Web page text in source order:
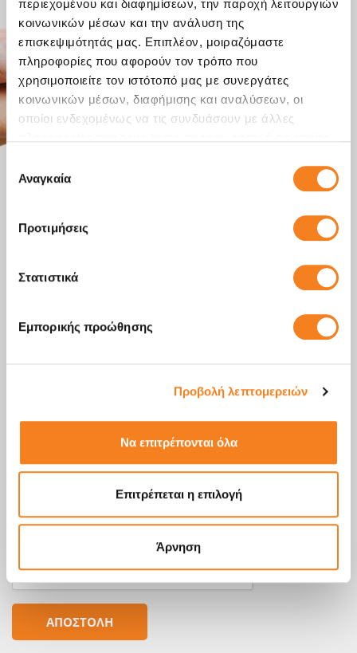
περιεχομένου και διαφημίσεων, την παροχή λειτουργιών
κοινωνικών μέσων και την ανάλυση της
επισκεψιμότητάς μας. Επιπλέον, μοιραζόμαστε
πληροφορίες που αφορούν τον τρόπο που
χρησιμοποιείτε τον ιστότοπό μας με συνεργάτες
κοινωνικών μέσων, διαφήμισης και αναλύσεων, οι
οποίοι ενδεχομένως να τις συνδυάσουν με άλλες
των υπηρεσιών τους.
συγκατάθεσης
Αναγκαία
Προτιμήσεις
Στατιστικά
Εμπορικής προώθησης
Προβολή λεπτομερειών
Να επιτρέπονται όλα
Επιτρέπεται η επιλογή
Άρνηση